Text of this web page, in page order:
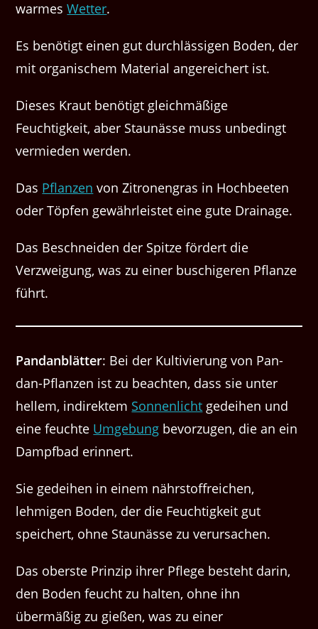
warmesWet­ter.
Es benötigt einen gut durch­läs­si­gen Boden, der
mit organ­is­chem Mate­r­i­al angere­ichert ist.
Dieses Kraut benötigt gle­ich­mäßige
Feuchtigkeit, aber Staunässe muss unbe­d­ingt
ver­mieden werden.
Das Pflanzen von Zitro­nen­gras in Hochbeeten
oder Töpfen gewährleis­tet eine gute Drainage.
Das Beschnei­den der Spitze fördert die
Verzwei­gung, was zu ein­er buschigeren Pflanze
führt.
Pan­dan­blät­ter: Bei der Kul­tivierung von Pan­
dan-Pflanzen ist zu beacht­en, dass sie unter
hellem, indi­rek­tem Son­nen­licht gedei­hen und
eine feuchte Umge­bung bevorzu­gen, die an ein
Dampf­bad erinnert.
Sie gedeihen in einem nährstoffreichen,
lehmigen Boden, der die Feuchtigkeit gut
speichert, ohne Staunässe zu verursachen.
Das oberste Prinzip ihrer Pflege besteht darin,
den Boden feucht zu halten, ohne ihn
übermäßig zu gießen, was zu einer